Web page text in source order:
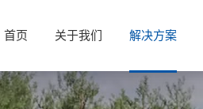
首页 关于我们 解决方案